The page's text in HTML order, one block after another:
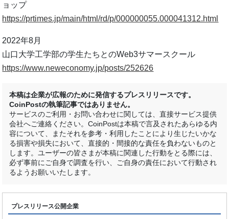
ョップ
https://prtimes.jp/main/html/rd/p/000000055.000041312.html
2022年8月
山口大学工学部の学生たちとのWeb3サマースクール
https://www.neweconomy.jp/posts/252626
本稿は企業が広報のために発信するプレスリリースです。
CoinPostの執筆記事ではありません。
サービスのご利用・お問い合わせに関しては、直接サービス提供
会社へご連絡ください。CoinPostは本稿で言及されたあらゆる内
容について、またそれを参考・利用したことにより生じたいかな
る損害や損失において、直接的・間接的な責任を負わないものと
します。ユーザーの皆さまが本稿に関連した行動をとる際には、
必ず事前にご自身で調査を行い、ご自身の責任において行動され
るようお願いいたします。
プレスリリース公開企業